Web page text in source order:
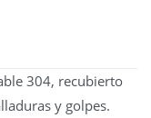
304, recubierto
y golpes.